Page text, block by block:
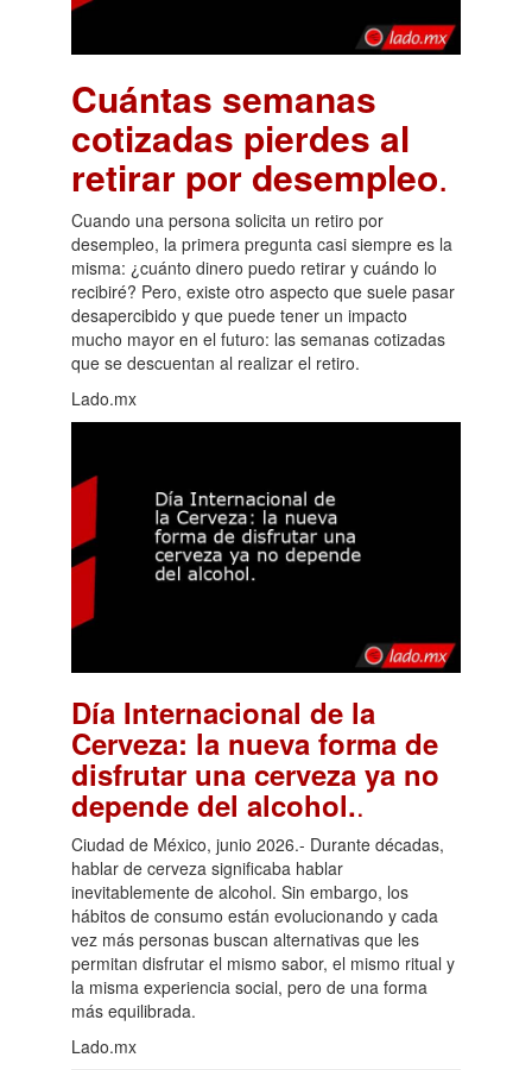
Cuántas semanas
cotizadas pierdes al
retirar por desempleo.
Cuando una persona solicita un retiro por
desempleo, la primera pregunta casi siempre es la
misma: ¿cuánto dinero puedo retirar y cuándo lo
recibiré? Pero, existe otro aspecto que suele pasar
desapercibido y que puede tener un impacto
mucho mayor en el futuro: las semanas cotizadas
que se descuentan al realizar el retiro.
Lado.mx
Día Internacional de la
Cerveza: la nueva forma de
disfrutar una cerveza ya no
depende del alcohol..
Ciudad de México, junio 2026.- Durante décadas,
hablar de cerveza significaba hablar
inevitablemente de alcohol. Sin embargo, los
hábitos de consumo están evolucionando y cada
vez más personas buscan alternativas que les
permitan disfrutar el mismo sabor, el mismo ritual y
la misma experiencia social, pero de una forma
más equilibrada.
Lado.mx